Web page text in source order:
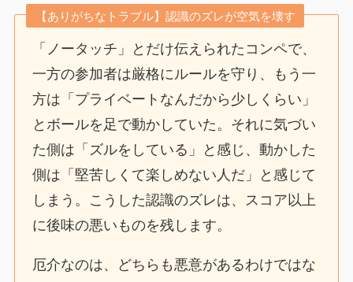
【ありがちなトラブル】認識のズレが空気を壊す
「ノータッチ」とだけ伝えられたコンペで、
一方の参加者は厳格にルールを守り、もう一
方は「プライベートなんだから少しくらい」
とボールを足で動かしていた。それに気づい
た側は「ズルをしている」と感じ、動かした
側は「堅苦しくて楽しめない人だ」と感じて
しまう。こうした認識のズレは、スコア以上
に後味の悪いものを残します。
厄介なのは、どちらも悪意があるわけではな